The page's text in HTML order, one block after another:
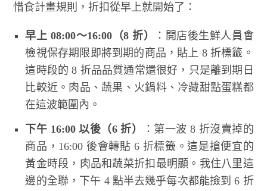
惜食計畫規則，折扣從早上就開始了：
早上 08:00～16:00（8 折）
：開店後生鮮人員會
檢視保存期限即將到期的商品，貼上 8 折標籤。
這時段的 8 折品品質通常還很好，只是離到期日
比較近。肉品、蔬果、火鍋料、冷藏甜點蛋糕都
在這波範圍內。
下午 16:00 以後（6 折）
：第一波 8 折沒賣掉的
商品，16:00 後會轉貼 6 折標籤。這是搶便宜的
黃金時段，肉品和蔬菜折扣最明顯。我住八里這
邊的全聯，下午 4 點半去幾乎每次都能撿到 6 折